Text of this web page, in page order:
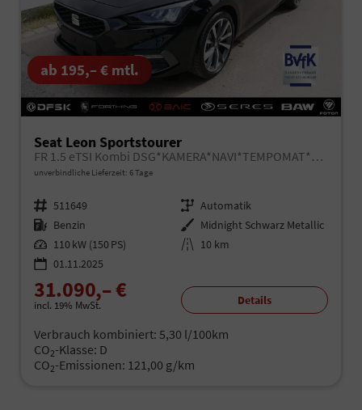
ab 195,– € mtl.
Seat Leon Sportstourer
FR 1.5 eTSI Kombi DSG*KAMERA*NAVI*TEMPOMAT*3-ZONE KILMAAUTOMATIK*VIRTUAL COCKPIT*
unverbindliche Lieferzeit: 6 Tage
Fahrzeugnr. 511649 Getriebe Automatik
Kraftstoff Benzin Außenfarbe Midnight Schwarz Metallic
Leistung 110 kW (150 PS) Kilometerstand 10 km
01.11.2025
31.090,– €
incl. 19% MwSt. Details
Verbrauch kombiniert: 5,30 l/100km
CO2-Klasse: D
CO2-Emissionen: 121,00 g/km